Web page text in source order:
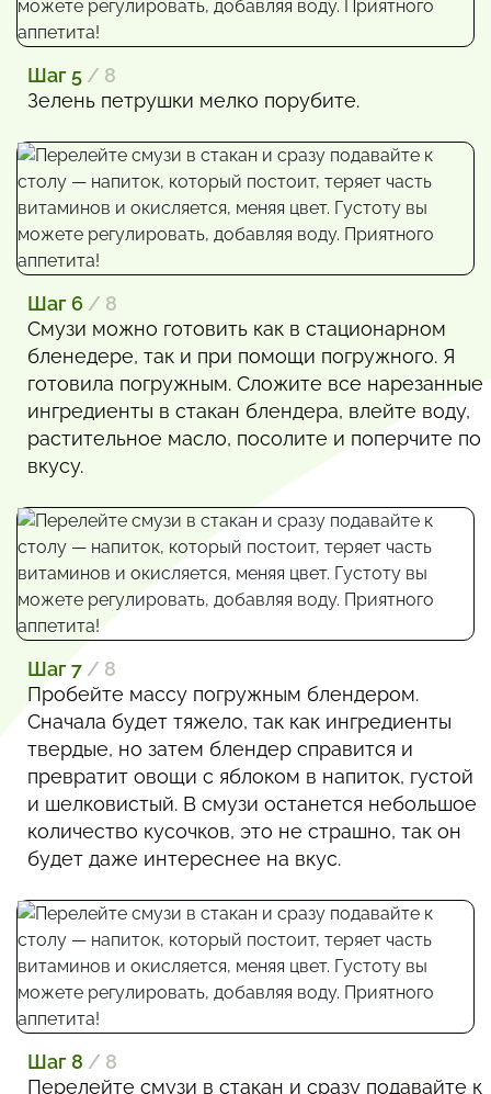
Шаг 5 / 8
Зелень петрушки мелко порубите.
Шаг 6 / 8
Смузи можно готовить как в стационарном
бленедере, так и при помощи погружного. Я
готовила погружным. Сложите все нарезанные
ингредиенты в стакан блендера, влейте воду,
растительное масло, посолите и поперчите по
вкусу.
Шаг 7 / 8
Пробейте массу погружным блендером.
Сначала будет тяжело, так как ингредиенты
твердые, но затем блендер справится и
превратит овощи с яблоком в напиток, густой
и шелковистый. В смузи останется небольшое
количество кусочков, это не страшно, так он
будет даже интереснее на вкус.
Шаг 8 / 8
Перелейте смузи в стакан и сразу подавайте к